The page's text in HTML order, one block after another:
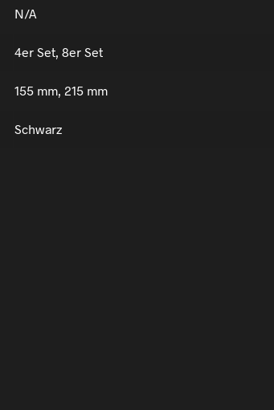
N/A
4er Set, 8er Set
155 mm, 215 mm
Schwarz